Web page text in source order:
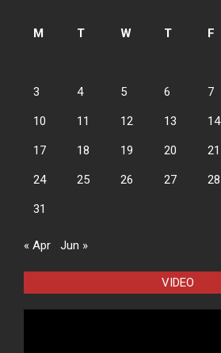
M
T W T F
3 4 5 6 7
10 11 12 13 14
17 18 19 20 21
24 25 26 27 28
31
« Apr Jun »
VIDEO